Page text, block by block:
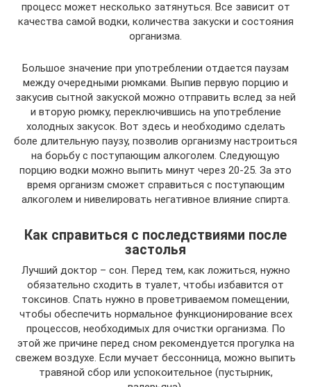
процесс может несколько затянуться. Все зависит от
качества самой водки, количества закуски и состояния
организма.
Большое значение при употреблении отдается паузам
между очередными рюмками. Выпив первую порцию и
закусив сытной закуской можно отправить вслед за ней
и вторую рюмку, переключившись на употребление
холодных закусок. Вот здесь и необходимо сделать
боле длительную паузу, позволив организму настроиться
на борьбу с поступающим алкоголем. Следующую
порцию водки можно выпить минут через 20-25. За это
время организм сможет справиться с поступающим
алкоголем и нивелировать негативное влияние спирта.
Как справиться с последствиями после
застолья
Лучший доктор – сон. Перед тем, как ложиться, нужно
обязательно сходить в туалет, чтобы избавится от
токсинов. Спать нужно в проветриваемом помещении,
чтобы обеспечить нормальное функционирование всех
процессов, необходимых для очистки организма. По
этой же причине перед сном рекомендуется прогулка на
свежем воздухе. Если мучает бессонница, можно выпить
травяной сбор или успокоительное (пустырник,